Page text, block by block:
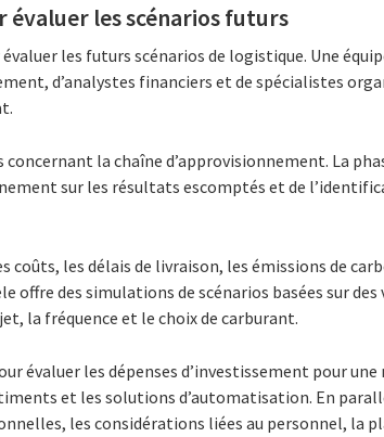
les scénarios futurs
les futurs scénarios de logistique. Une
d’analystes financiers et de spécialistes
la chaîne d’approvisionnement. La
sur les résultats escomptés et de
les délais de livraison, les émissions de
offre des simulations de scénarios basées sur
la fréquence et le choix de carburant.
évaluer les dépenses d’investissement pour une
et les solutions d’automatisation. En
les considérations liées au personnel, la